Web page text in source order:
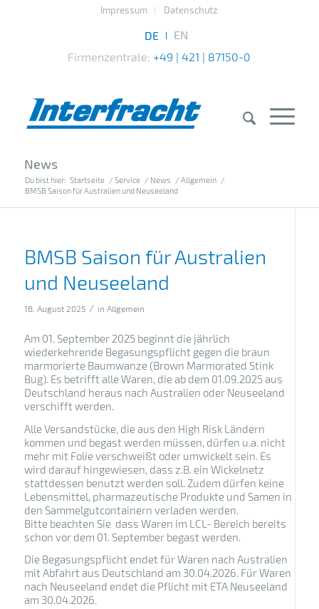
Impressum Datenschutz
Firmenzentrale: +49 | 421 | 87150-0
News
Du bist hier: Startseite / Service / News / Allgemein /
BMSB Saison für Australien und Neuseeland
BMSB Saison für Australien
und Neuseeland
18. August 2025 / in Allgemein
Am 01. September 2025 beginnt die jährlich
wiederkehrende Begasungspflicht gegen die braun
marmorierte Baumwanze (Brown Marmorated Stink
Bug). Es betrifft alle Waren, die ab dem 01.09.2025 aus
Deutschland heraus nach Australien oder Neuseeland
verschifft werden.
Alle Versandstücke, die aus den High Risk Ländern
kommen und begast werden müssen, dürfen u.a. nicht
mehr mit Folie verschweißt oder umwickelt sein. Es
wird darauf hingewiesen, dass z.B. ein Wickelnetz
stattdessen benutzt werden soll. Zudem dürfen keine
Lebensmittel, pharmazeutische Produkte und Samen in
den Sammelgutcontainern verladen werden.
Bitte beachten Sie dass Waren im LCL- Bereich bereits
schon vor dem 01. September begast werden.
Die Begasungspflicht endet für Waren nach Australien
mit Abfahrt aus Deutschland am 30.04.2026. Für Waren
nach Neuseeland endet die Pflicht mit ETA Neuseeland
am 30.04.2026.